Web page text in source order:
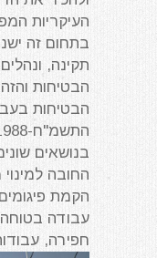
העיקריות
בתחום זה
תקינה,
הבטיחות
הבטיחות
בנושאים
החובה
הקמת
עבודה בטוחה
חפירה,